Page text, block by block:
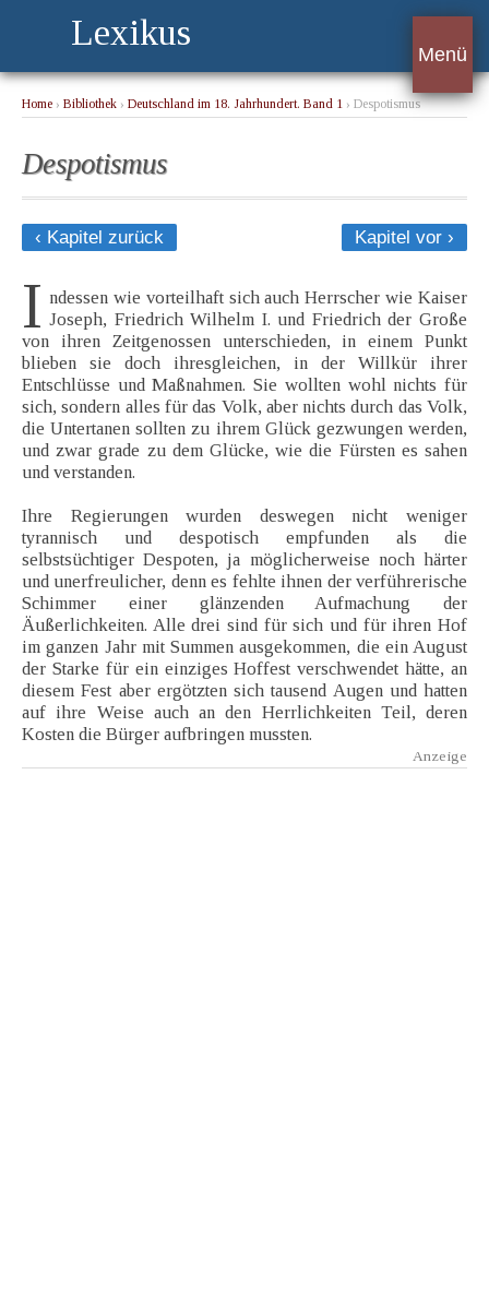
Lexikus
Menü
Home › Bibliothek › Deutschland im 18. Jahrhundert. Band 1 › Despotismus
Despotismus
‹ Kapitel zurück Kapitel vor ›
I ndessen wie vorteilhaft sich auch Herrscher wie Kaiser
Joseph, Friedrich Wilhelm I. und Friedrich der Große
von ihren Zeitgenossen unterschieden, in einem Punkt
blieben sie doch ihresgleichen, in der Willkür ihrer
Entschlüsse und Maßnahmen. Sie wollten wohl nichts für
sich, sondern alles für das Volk, aber nichts durch das Volk,
die Untertanen sollten zu ihrem Glück gezwungen werden,
und zwar grade zu dem Glücke, wie die Fürsten es sahen
und verstanden.
Ihre Regierungen wurden deswegen nicht weniger
tyrannisch und despotisch empfunden als die
selbstsüchtiger Despoten, ja möglicherweise noch härter
und unerfreulicher, denn es fehlte ihnen der verführerische
Schimmer einer glänzenden Aufmachung der
Äußerlichkeiten. Alle drei sind für sich und für ihren Hof
im ganzen Jahr mit Summen ausgekommen, die ein August
der Starke für ein einziges Hoffest verschwendet hätte, an
diesem Fest aber ergötzten sich tausend Augen und hatten
auf ihre Weise auch an den Herrlichkeiten Teil, deren
Kosten die Bürger aufbringen mussten.